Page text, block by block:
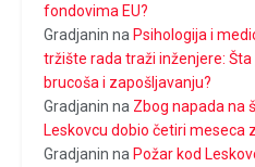
fondovima EU?
Gradjanin na Psihologija i
tržište rada traži inženjere:
brucoša i zapošljavanju?
Gradjanin na Zbog napada na
Leskovcu dobio četiri meseca
Gradjanin na Požar kod